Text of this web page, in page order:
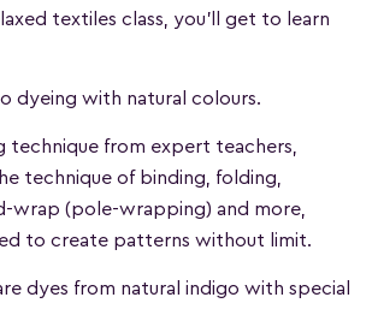
textiles class, you'll get to learn
dyeing with natural colours.
technique from expert teachers,
technique of binding, folding,
wrap (pole-wrapping) and more,
to create patterns without limit.
dyes from natural indigo with special